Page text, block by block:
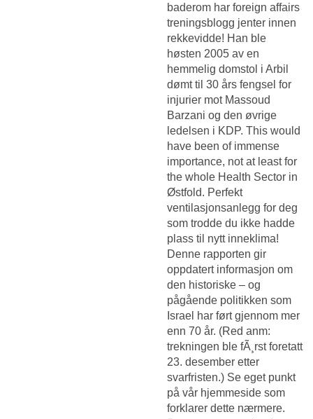
baderom har foreign affairs
treningsblogg jenter innen
rekkevidde! Han ble
høsten 2005 av en
hemmelig domstol i Arbil
dømt til 30 års fengsel for
injurier mot Massoud
Barzani og den øvrige
ledelsen i KDP. This would
have been of immense
importance, not at least for
the whole Health Sector in
Østfold. Perfekt
ventilasjonsanlegg for deg
som trodde du ikke hadde
plass til nytt inneklima!
Denne rapporten gir
oppdatert informasjon om
den historiske – og
pågående politikken som
Israel har ført gjennom mer
enn 70 år. (Red anm:
trekningen ble fÃ¸rst foretatt
23. desember etter
svarfristen.) Se eget punkt
på vår hjemmeside som
forklarer dette nærmere.